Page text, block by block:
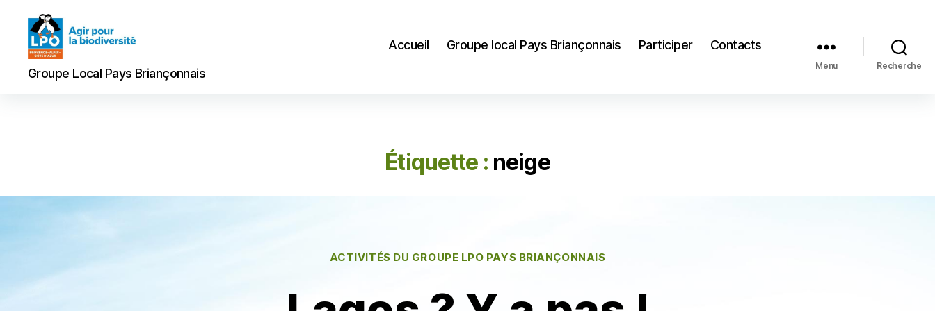
Groupe
Local
Groupe Local Pays Briançonnais
Accueil Groupe local Pays Briançonnais Participer Contacts
Menu Recherche
Étiquette : neige
Catégories
ACTIVITÉS DU GROUPE LPO PAYS BRIANÇONNAIS